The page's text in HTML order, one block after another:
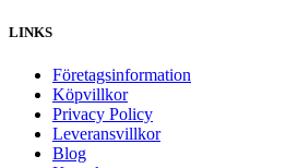
LINKS
Företagsinformation
Köpvillkor
Privacy Policy
Leveransvillkor
Blog